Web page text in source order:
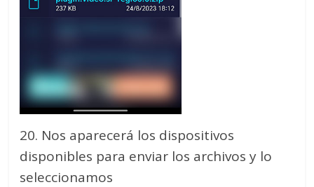
20. Nos aparecerá los dispositivos
disponibles para enviar los archivos y lo
seleccionamos